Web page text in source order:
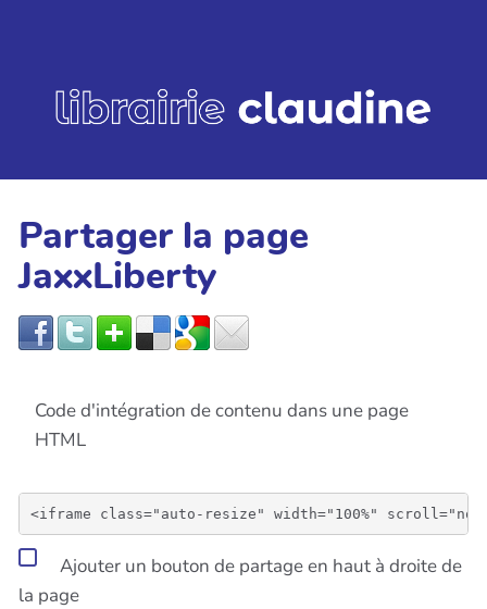
Partager la page
JaxxLiberty
Code d'intégration de contenu dans une page
HTML
Ajouter un bouton de partage en haut à droite de
la page